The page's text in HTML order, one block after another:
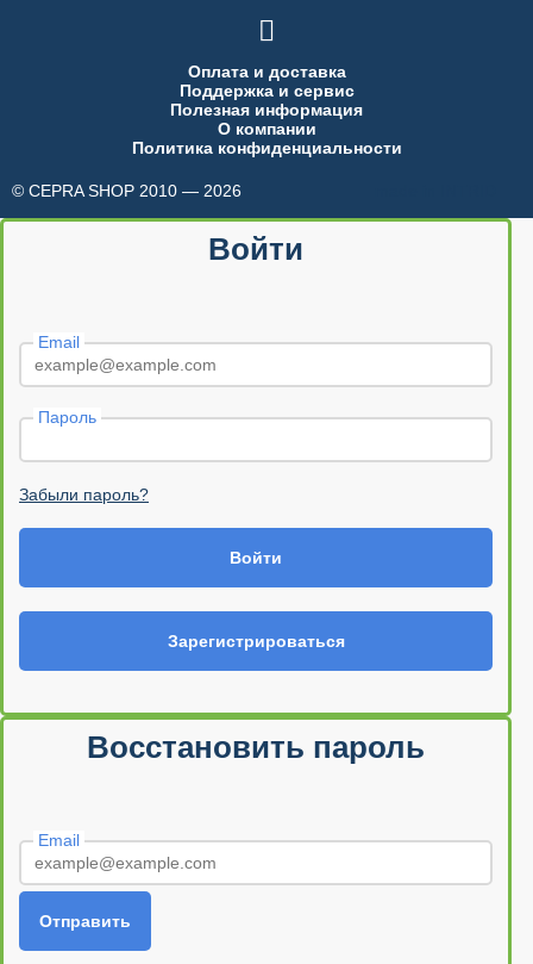

Оплата и доставка
Поддержка и сервис
Полезная информация
О компании
Политика конфиденциальности
© CEPRA SHOP 2010 — 2026
Войти
Email
Пароль
Забыли пароль?
Войти
Зарегистрироваться
Восстановить пароль
Email
Отправить